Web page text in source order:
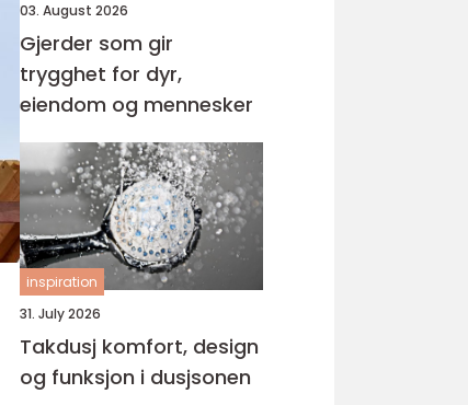
03. August 2026
Gjerder som gir
trygghet for dyr,
eiendom og mennesker
inspiration
31. July 2026
Takdusj komfort, design
og funksjon i dusjsonen